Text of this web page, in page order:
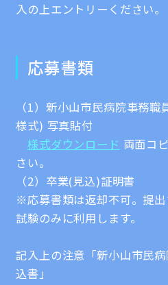
入の上エントリーください。
応募書類
（1）新小山市民病院事務
様式) 写真貼付
様式ダウンロード 両面コ
さい。
（2）卒業(見込)証明書
※応募書類は返却不可。提
試験のみに利用します。
記入上の注意「新小山市民
込書」